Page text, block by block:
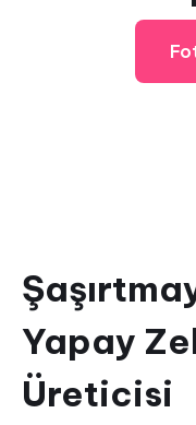
Yapay
Üreticisi